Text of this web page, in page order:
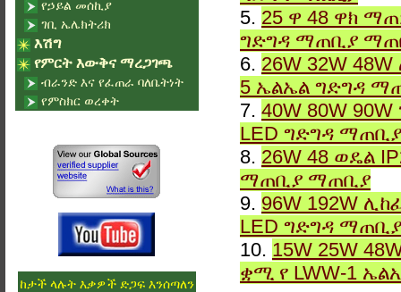
5. 25 ዋ 48 ዋክ
ግድግዳ ማጠቢያ
6. 26W 32W
5 ኤልኤል ግድግዳ
7. 40W 80W
LED ግድግዳ ማጠቢያ
8. 26W 48 ወዴል
ማጠቢያ ማጠቢያ
9. 96W 192W
LED ግድግዳ ማጠቢያ
10. 15W 25W
ቋሚ የ LWW-1
የኃይል መሰኪያ
ገቢ ኤሌክትሪክ
እሽግ
የምርት እውቅና ማረጋገጫ
ብራንድ እና የፈጠራ ባለቤትነት
የምስክር ወረቀት
ከታች ላሉት እቃዎች ድጋፍ እንሰጣለን